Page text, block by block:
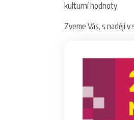
kulturní hodnoty.
Zveme Vás, s nadějí